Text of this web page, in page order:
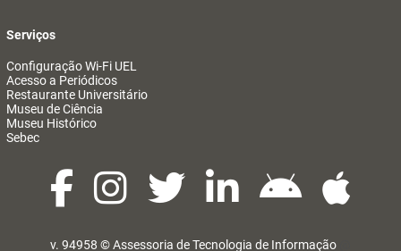
Serviços
Configuração Wi-Fi UEL
Acesso a Periódicos
Restaurante Universitário
Museu de Ciência
Museu Histórico
Sebec
v. 94958 ©Assessoria de Tecnologia de Informação